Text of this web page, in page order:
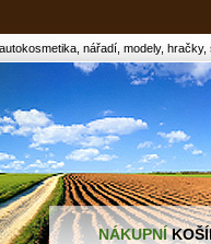
nářadí, modely, hračky,
NÁKUPNÍ